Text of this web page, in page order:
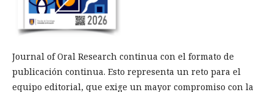
Journal of Oral Research continua con el formato de
publicación continua. Esto representa un reto para el
equipo editorial, que exige un mayor compromiso con la